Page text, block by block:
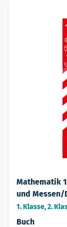
Mathematik
und
1. Klasse, 2.
Buch